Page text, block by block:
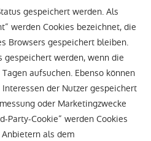
gespeichert werden. Als
werden Cookies bezeichnet, die
Browsers gespeichert bleiben.
gespeichert werden, wenn die
aufsuchen. Ebenso können
der Nutzer gespeichert
oder Marketingzwecke
Party-Cookie“ werden Cookies
als dem